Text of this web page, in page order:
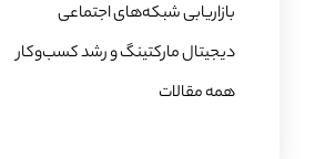
بازاریابی شبکه‌های اجتماعی
دیجیتال مارکتینگ و رشد کسب‌وکار
همه مقالات